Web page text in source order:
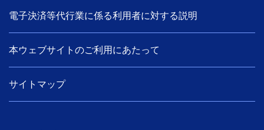
電子決済等代行業に係る利用者に対する説明
本ウェブサイトのご利用にあたって
サイトマップ